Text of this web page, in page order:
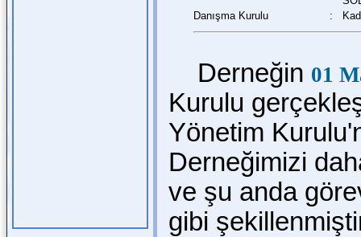
Danışma Kurulu
:
Derneğin 01
Kurulu
Yönetim
Derneğimizi
ve şu anda
gibi